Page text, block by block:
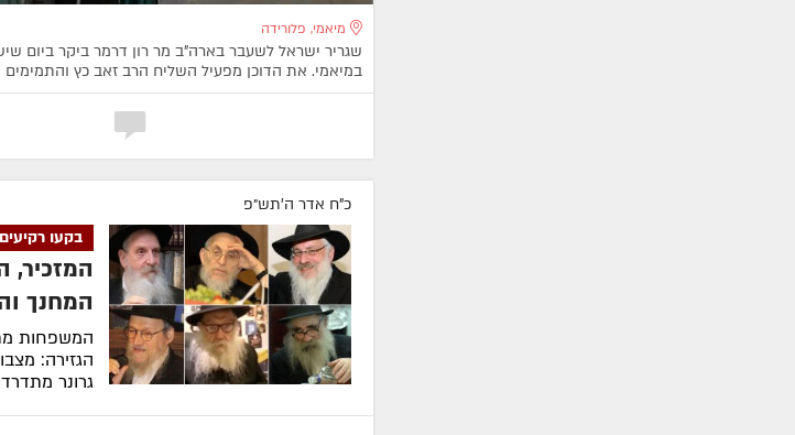
מיאמי, פלורידה
שגריר ישראל לשעבר בארה"ב מר רון דרמר ביקר ביום
במיאמי. את הדוכן מפעיל השליח הרב זאב כץ והתמימים
כ"ח אדר ה׳תש״פ
בקעו
המזכיר,
המחנך
המשפחות
הגזירה:
גרונר